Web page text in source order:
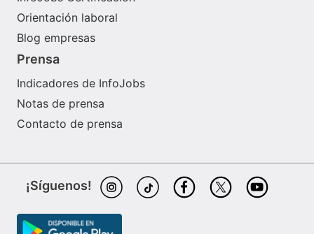
Orientación laboral
Blog empresas
Prensa
Indicadores de InfoJobs
Notas de prensa
Contacto de prensa
¡Síguenos!